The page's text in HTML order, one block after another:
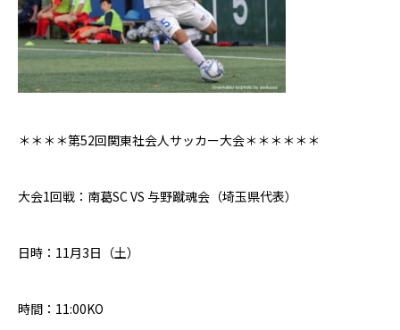
＊＊＊＊第52回関東社会人サッカー大会＊＊＊＊＊＊
大会1回戦：南葛SC VS 与野蹴魂会（埼玉県代表）
日時： 11月3日（土）
時間： 11:00KO